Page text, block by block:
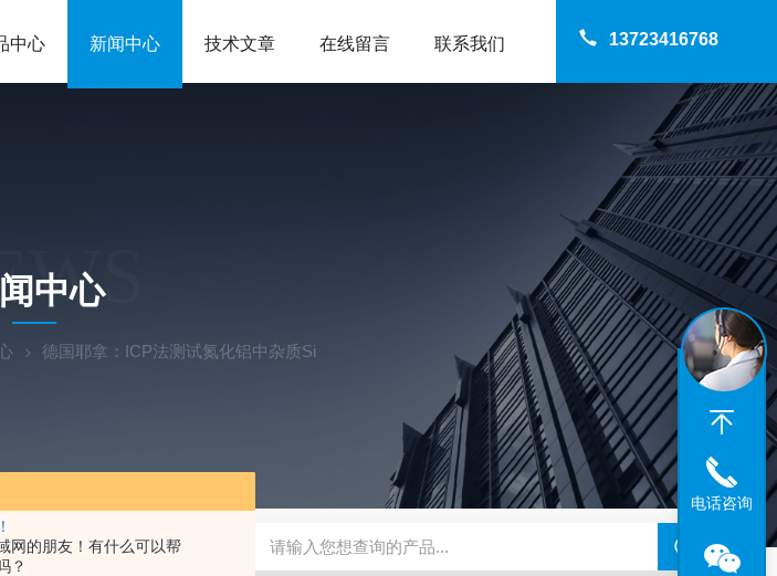
网的朋友！有什么可以帮
？
13723416768
中心 新闻中心 技术文章 在线留言 联系我们
中心
德国耶拿：ICP法测试氮化铝中杂质Si
口紫外分光光度计 蔡司MERLIN系列场发射扫描电镜 瑞士万通水分仪 布鲁克SkyScan2211高分
电话咨询